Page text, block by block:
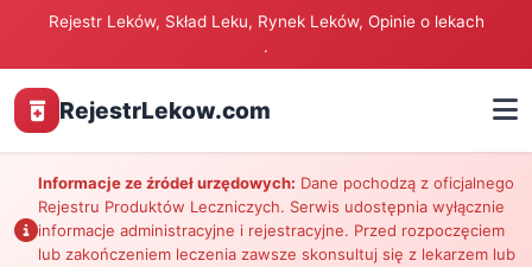
Rejestr Leków, Skład Leku, Rynek Leków, Opinie o lekach
.
RejestrLekow.com
Informacje ze źródeł urzędowych: Dane pochodzą z oficjalnego
Rejestru Produktów Leczniczych. Serwis udostępnia wyłącznie
informacje administracyjne i rejestracyjne. Przed rozpoczęciem
lub zakończeniem leczenia zawsze skonsultuj się z lekarzem lub